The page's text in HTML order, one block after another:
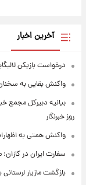
آخرین اخبار
درخواست بازیکن
واکنش بقایی به
بیانیه دبیرکل مجمع
روز خبرنگار
واکنش همتی به
سفارت ایران در
بازگشت مازیار لرستانی